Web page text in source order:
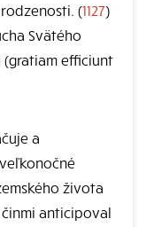
(1127)
Svätého
efficiunt
a
života
anticipoval